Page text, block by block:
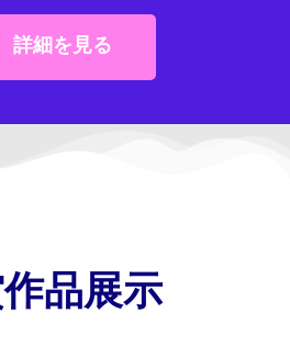
詳細を見る
品展示